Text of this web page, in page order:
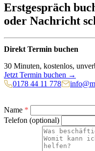
Erstgespräch
oder Nachricht
Direkt Termin buchen
30 Minuten, kostenlos,
Jetzt Termin buchen →
0178 44 11 778
Name *
Telefon (optional)